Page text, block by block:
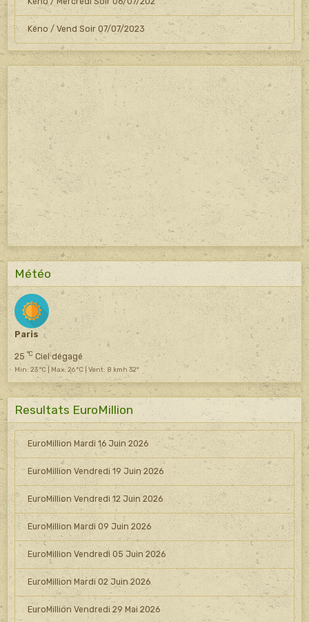
Kéno / Vend Soir 07/07/2023
Météo
Paris
25 °C Ciel dégagé
Min: 23 °C | Max: 26 °C | Vent: 8 kmh 32°
Resultats EuroMillion
EuroMillion Mardi 16 Juin 2026
EuroMillion Vendredi 19 Juin 2026
EuroMillion Vendredi 12 Juin 2026
EuroMillion Mardi 09 Juin 2026
EuroMillion Vendredi 05 Juin 2026
EuroMillion Mardi 02 Juin 2026
EuroMillion Vendredi 29 Mai 2026